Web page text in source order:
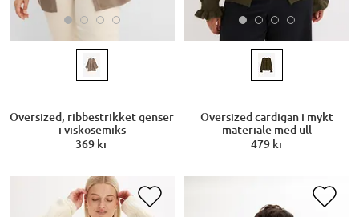
Oversized, ribbestrikket genser
i viskosemiks
369 kr
Oversized cardigan i mykt
materiale med ull
479 kr